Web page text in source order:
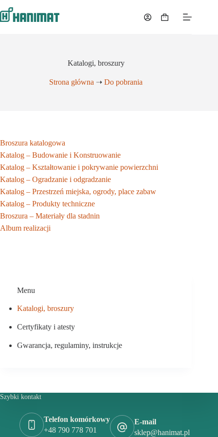
do
treści
Koszyk
Katalogi, broszury
Strona główna ➝Do pobrania
Broszura katalogowa
Katalog – Budowanie i Konstruowanie
Katalog – Kształtowanie i pokrywanie powierzchni
Katalog – Ogradzanie i odgradzanie
Katalog – Przestrzeń miejska, ogrody, place zabaw
Katalog – Produkty techniczne
Broszura – Materiały dla stadnin
Album realizacji
Menu
Katalogi, broszury
Certyfikaty i atesty
Gwarancja, regulaminy, instrukcje
Szybki kontakt
Telefon komórkowy
+48 790 778 701
E-mail
sklep@hanimat.pl